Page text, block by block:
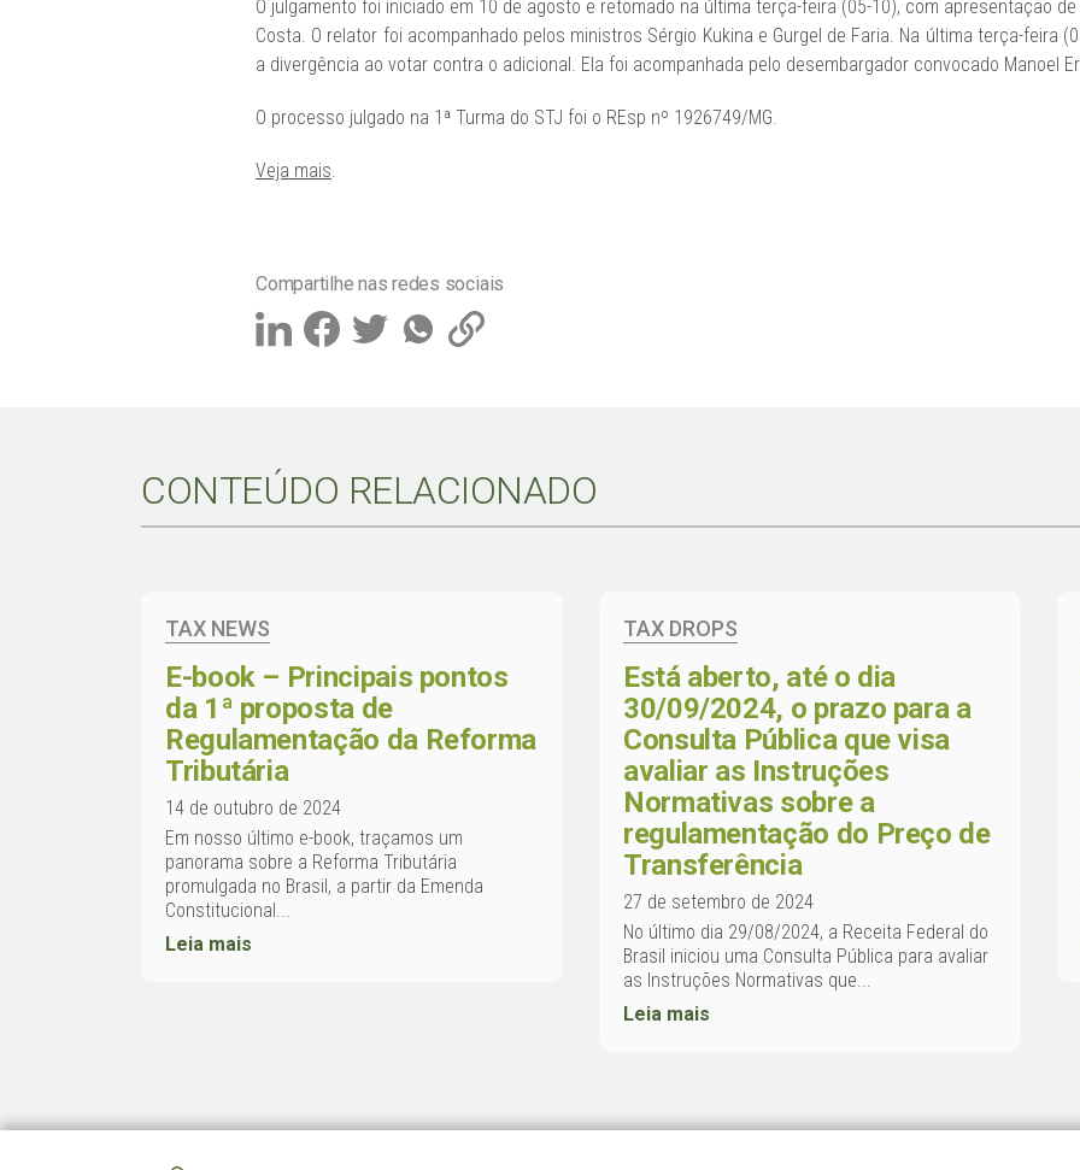
O julgamento foi iniciado em 10 de agosto e retomado na última terça-feira (05-10), com apresentação
Costa. O relator foi acompanhado pelos ministros Sérgio Kukina e Gurgel de Faria. Na última terça-feira
a divergência ao votar contra o adicional. Ela foi acompanhada pelo desembargador convocado Manoel
O processo julgado na 1ª Turma do STJ foi o REsp nº 1926749/MG.
Veja mais
Compartilhe nas redes sociais
CONTEÚDO RELACIONADO
TAX NEWS
E-book – Principais pontos
da 1ª proposta de
Regulamentação da Reforma
Tributária
14 de outubro de 2024
Em nosso último e-book, traçamos um
panorama sobre a Reforma Tributária
promulgada no Brasil, a partir da Emenda
Constitucional...
Leia mais
TAX DROPS
Está aberto, até o dia
30/09/2024, o prazo para a
Consulta Pública que visa
avaliar as Instruções
Normativas sobre a
regulamentação do Preço de
Transferência
27 de setembro de 2024
No último dia 29/08/2024, a Receita Federal do
Brasil iniciou uma Consulta Pública para avaliar
as Instruções Normativas que...
Leia mais